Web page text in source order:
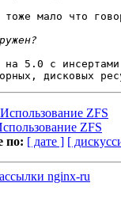
мало что
5.0 с
ZFS
ZFS
по: [ дате ] [
nginx-ru